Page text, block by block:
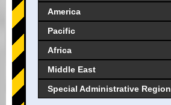
America
Pacific
Africa
Middle East
Special Administrative Region